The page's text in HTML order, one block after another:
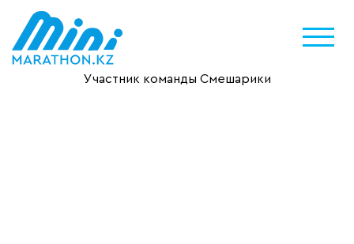
Участник команды Смешарики